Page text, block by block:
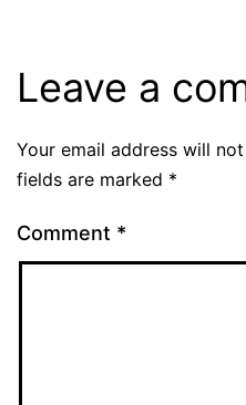
Leave a
Your email address will
fields are marked *
Comment *